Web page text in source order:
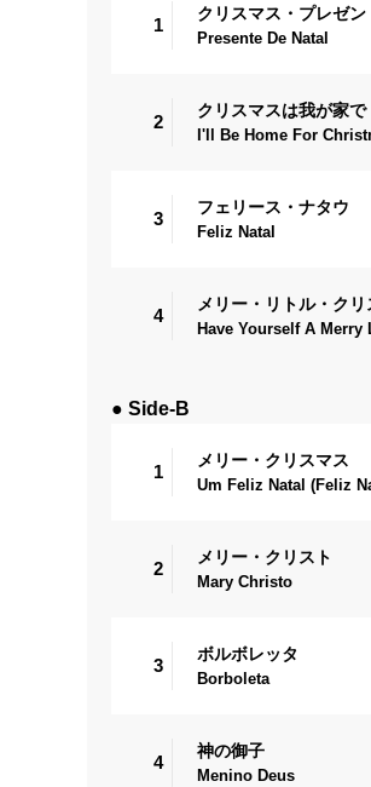
1
クリスマス・プレゼン
Presente De Natal
2
クリスマスは我が家で
I'll Be Home For
3
フェリース・ナタウ
Feliz Natal
4
メリー・リトル・クリ
Have Yourself A
● Side-B
1
メリー・クリスマス
Um Feliz Natal (Feliz
2
メリー・クリスト
Mary Christo
3
ボルボレッタ
Borboleta
4
神の御子
Menino Deus